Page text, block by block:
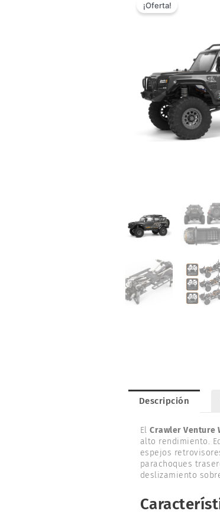
¡Oferta!
Descripción
ElCrawler Venture
alto rendimiento.
espejos
parachoques
deslizamiento